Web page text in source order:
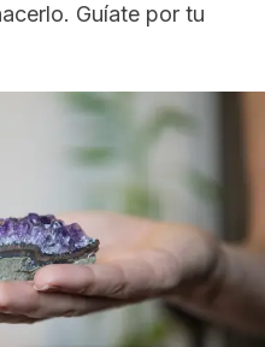
Guíate por tu